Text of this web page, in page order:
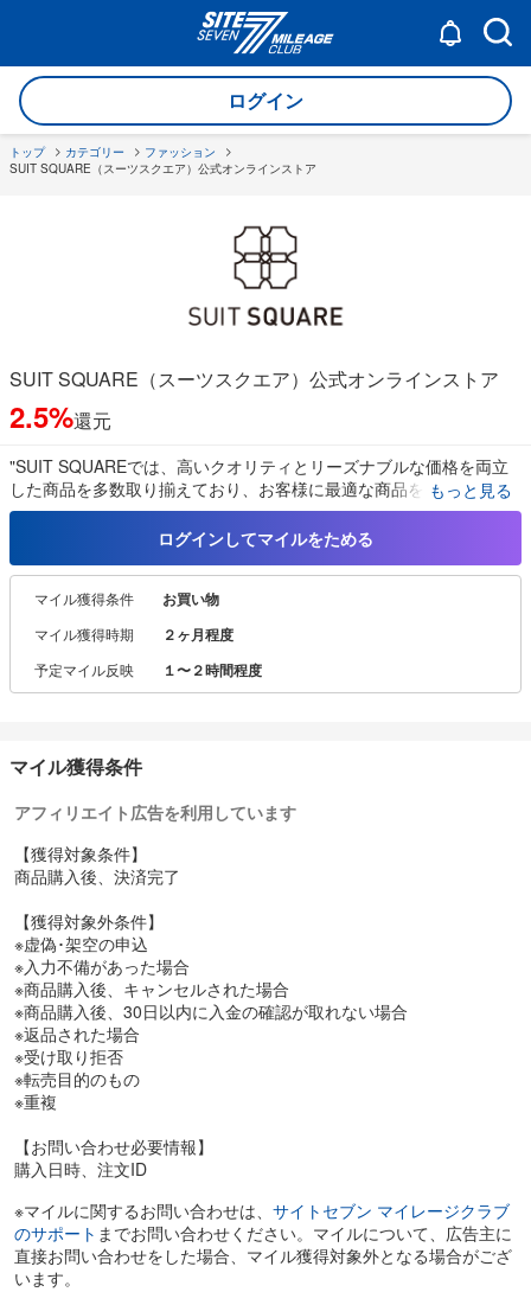
ログイン
トップ カテゴリー
ファッション
SUIT SQUARE（スーツスクエア）公式オンラインストア
SUIT SQUARE（スーツスクエア）公式オンラインストア
2.5%還元
"SUIT SQUAREでは、高いクオリティとリーズナブルな価格を両立
した商品を多数取り揃えており、お客様に最適な商品をご案内いた
します。
雑誌掲載情報やお買い得情報、週間ランキングなどコンテンツ満
載！
セール期間にはセール情報をご紹介します！
お買い上げ金額に関わらず、送料は全国一律550円(税込)。
服の探し方もカテゴリ、価格、カラーで探せて、あなたの求めてい
もっと見る
ログインしてマイルをためる
マイル獲得条件 お買い物
マイル獲得時期 ２ヶ月程度
予定マイル反映 １〜２時間程度
マイル獲得条件
アフィリエイト広告を利用しています
【獲得対象条件】
商品購入後、決済完了
【獲得対象外条件】
※虚偽･架空の申込
※入力不備があった場合
※商品購入後、キャンセルされた場合
※商品購入後、30日以内に入金の確認が取れない場合
※返品された場合
※受け取り拒否
※転売目的のもの
※重複
【お問い合わせ必要情報】
購入日時、注文ID
※マイルに関するお問い合わせは、 サイトセブン マイレージクラブ
のサポート までお問い合わせください。マイルについて、広告主に
直接お問い合わせをした場合、マイル獲得対象外となる場合がござ
います。